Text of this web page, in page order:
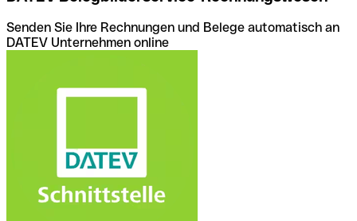
Senden Sie Ihre Rechnungen und Belege automatisch an
DATEV Unternehmen online